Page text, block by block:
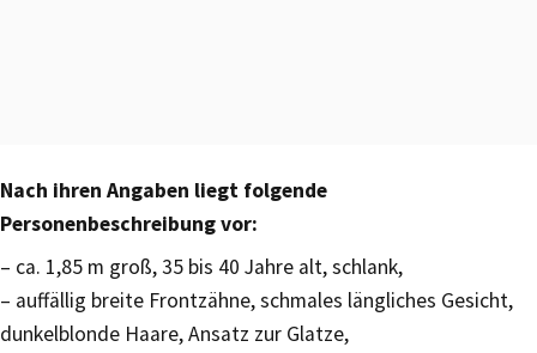
Nach ihren Angaben liegt folgende
Personenbeschreibung vor:
– ca. 1,85 m groß, 35 bis 40 Jahre alt, schlank,
– auffällig breite Frontzähne, schmales längliches Gesicht,
dunkelblonde Haare, Ansatz zur Glatze,